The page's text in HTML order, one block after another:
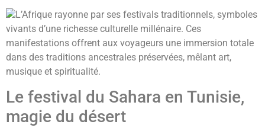
L’Afrique rayonne par ses festivals traditionnels, symboles
vivants d’une richesse culturelle millénaire. Ces
manifestations offrent aux voyageurs une immersion totale
dans des traditions ancestrales préservées, mêlant art,
musique et spiritualité.
Le festival du Sahara en Tunisie,
magie du désert